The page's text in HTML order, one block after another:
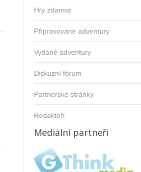
Hry zdarma
Připravované adventury
Vydané adventury
Diskuzní fórum
Partnerské stránky
Redaktoři
Mediální partneři